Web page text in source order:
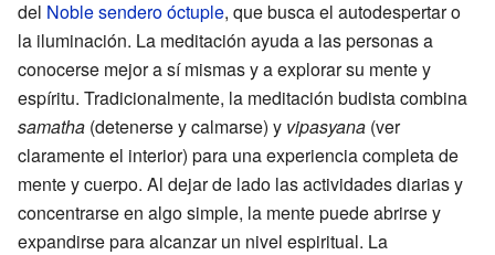
del Noble sendero óctuple, que busca el autodespertar o
la iluminación. La meditación ayuda a las personas a
conocerse mejor a sí mismas y a explorar su mente y
espíritu. Tradicionalmente, la meditación budista combina
samatha (detenerse y calmarse) y vipasyana (ver
claramente el interior) para una experiencia completa de
mente y cuerpo. Al dejar de lado las actividades diarias y
concentrarse en algo simple, la mente puede abrirse y
expandirse para alcanzar un nivel espiritual. La